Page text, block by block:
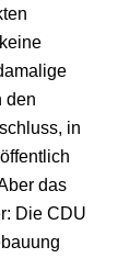
den
in
das
Die CDU